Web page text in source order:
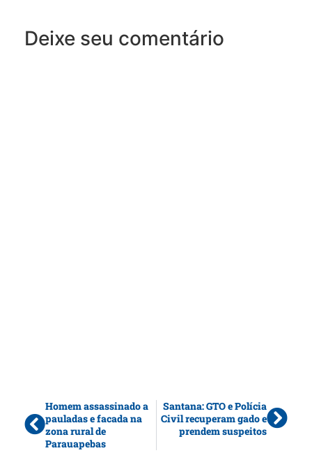
Deixe seu comentário
Homem assassinado a
pauladas e facada na
zona rural de
Parauapebas
Santana: GTO e Polícia
Civil recuperam gado e
prendem suspeitos